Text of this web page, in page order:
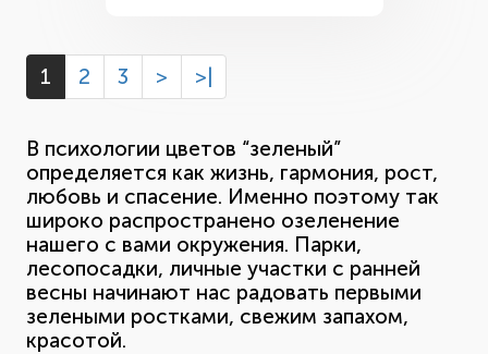
1 2 3 > >|
В психологии цветов “зеленый”
определяется как жизнь, гармония, рост,
любовь и спасение. Именно поэтому так
широко распространено озеленение
нашего с вами окружения. Парки,
лесопосадки, личные участки с ранней
весны начинают нас радовать первыми
зелеными ростками, свежим запахом,
красотой.